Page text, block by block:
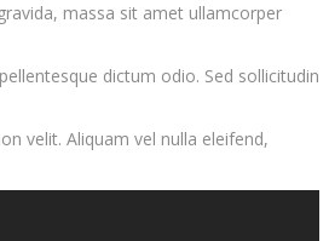
massa sit amet ullamcorper
dictum odio. Sed sollicitudin
velit. Aliquam vel nulla eleifend,